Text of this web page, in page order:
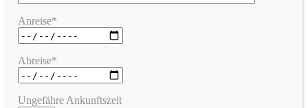
Anreise*
Abreise*
Ungefähre Ankunftszeit